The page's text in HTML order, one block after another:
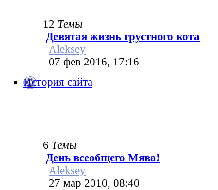
12 Темы
Девятая жизнь грустного кота
Aleksey
07 фев 2016, 17:16
История сайта
6 Темы
День всеобщего Мява!
Aleksey
27 мар 2010, 08:40